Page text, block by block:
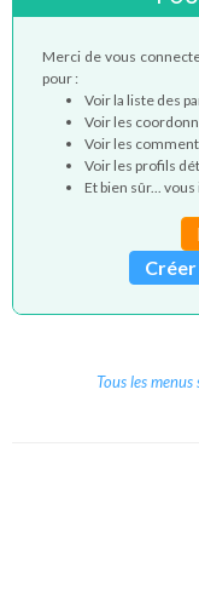
Merci de vous
pour :
Voir la liste des
Voir les
Voir les
Voir les profils
Et bien sûr...
Tous les